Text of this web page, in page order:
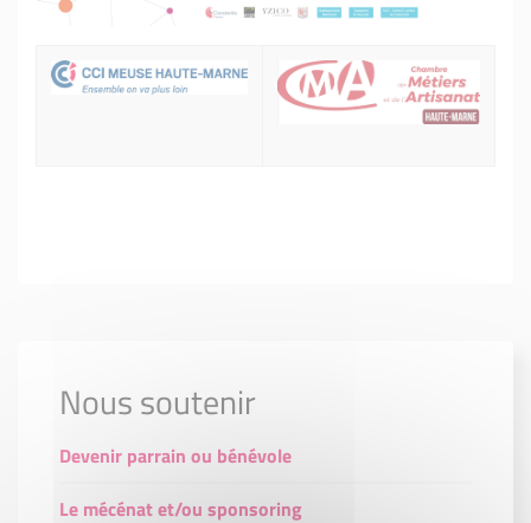
Nous soutenir
Devenir parrain ou bénévole
Le mécénat et/ou sponsoring